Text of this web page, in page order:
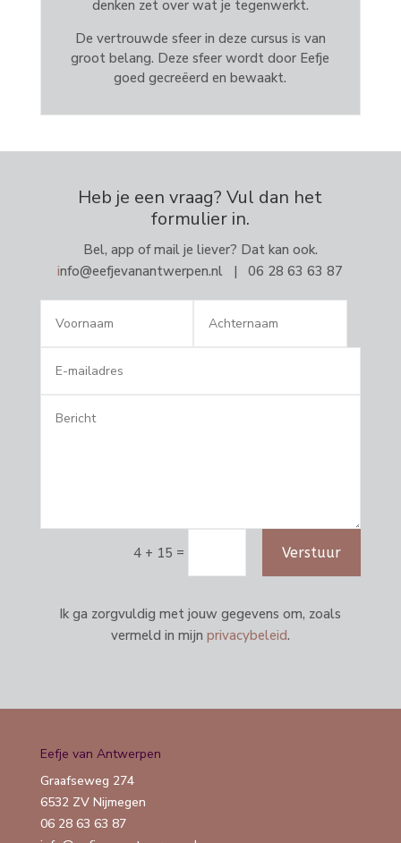
denken zet over wat je tegenwerkt.
De vertrouwde sfeer in deze cursus is van
groot belang. Deze sfeer wordt door Eefje
goed gecreëerd en bewaakt.
Heb je een vraag? Vul dan het
formulier in.
Bel, app of mail je liever? Dat kan ook.
info@eefjevanantwerpen.nl | 06 28 63 63 87
4 + 15 = Verstuur
Ik ga zorgvuldig met jouw gegevens om, zoals
vermeld in mijn privacybeleid.
Eefje van Antwerpen
Graafseweg 274
6532 ZV Nijmegen
06 28 63 63 87